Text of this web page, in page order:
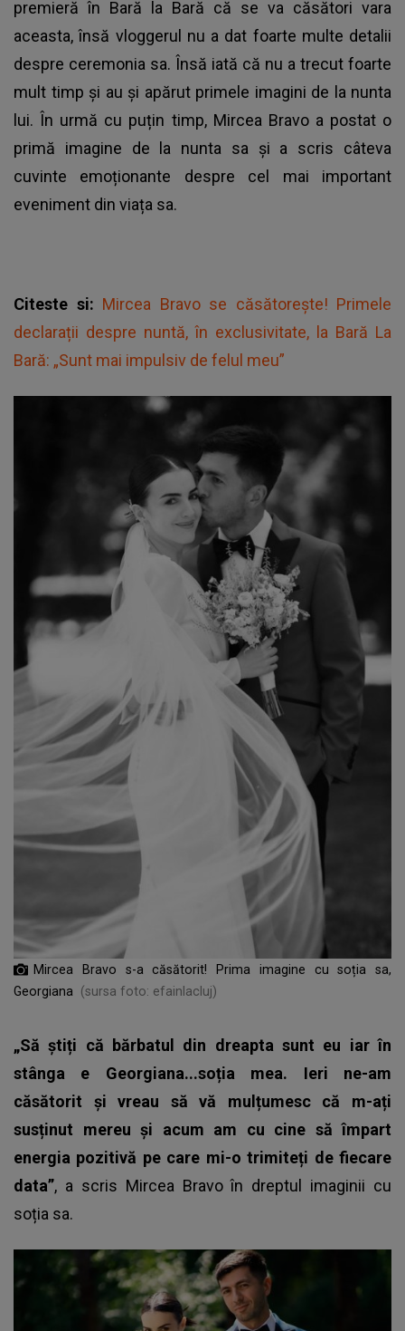
premieră în Bară la Bară că se va căsători vara
aceasta, însă vloggerul nu a dat foarte multe detalii
despre ceremonia sa. Însă iată că nu a trecut foarte
mult timp și au și apărut primele imagini de la nunta
lui. În urmă cu puțin timp, Mircea Bravo a postat o
primă imagine de la nunta sa și a scris câteva
cuvinte emoționante despre cel mai important
eveniment din viața sa.
Citeste si: Mircea Bravo se căsătorește! Primele
declarații despre nuntă, în exclusivitate, la Bară La
Bară: „Sunt mai impulsiv de felul meu”
Mircea Bravo s-a căsătorit! Prima imagine cu soția sa,
Georgiana
(sursa foto: efainlacluj)
„Să știți că bărbatul din dreapta sunt eu iar în
stânga e Georgiana...soția mea. Ieri ne-am
căsătorit și vreau să vă mulțumesc că m-ați
susținut mereu și acum am cu cine să împart
energia pozitivă pe care mi-o trimiteți de fiecare
data”, a scris Mircea Bravo în dreptul imaginii cu
soția sa.